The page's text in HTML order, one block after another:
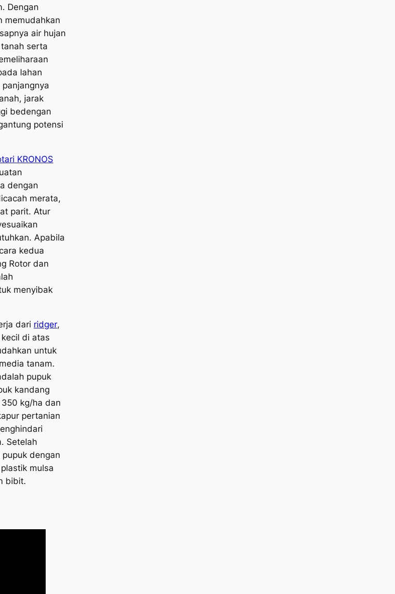
. Dengan
memudahkan
air hujan
serta
lahan
jarak
bedengan
potensi
KRONOS
dengan
merata,
parit. Atur
Apabila
kedua
Rotor dan
menyibak
dari ridger,
di atas
untuk
tanam.
pupuk
kandang
kg/ha dan
pertanian
Setelah
dengan
mulsa
bibit.